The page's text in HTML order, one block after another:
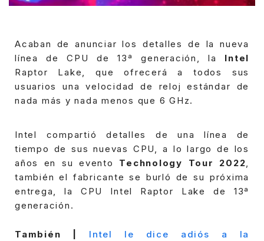
Acaban de anunciar los detalles de la nueva
línea de CPU de 13ª generación, la Intel
Raptor Lake, que ofrecerá a todos sus
usuarios una velocidad de reloj estándar de
nada más y nada menos que 6 GHz.
Intel compartió detalles de una línea de
tiempo de sus nuevas CPU, a lo largo de los
años en su evento Technology Tour 2022,
también el fabricante se burló de su próxima
entrega, la CPU Intel Raptor Lake
de 13ª
generación.
También |
Intel le dice adiós a la